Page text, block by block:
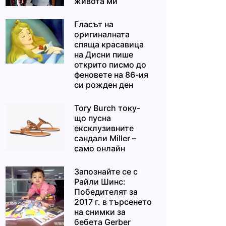
Гласът на
оригиналната
спяща красавица
на Дисни пише
открито писмо до
феновете на 86-ия
си рожден ден
Tory Burch току-
що пусна
ексклузивните
сандали Miller –
само онлайн
Запознайте се с
Райли Шинс:
Победителят за
2017 г. в търсенето
на снимки за
бебета Gerber